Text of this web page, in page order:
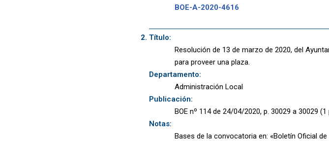
BOE-A-2020-4616
Título:
Resolución de 13 de marzo de 2020, del
para proveer una plaza.
Departamento:
Administración Local
Publicación:
BOE nº 114 de 24/04/2020, p. 30029 a 30029 (1
Notas:
Bases de la convocatoria en: «Boletín Oficial